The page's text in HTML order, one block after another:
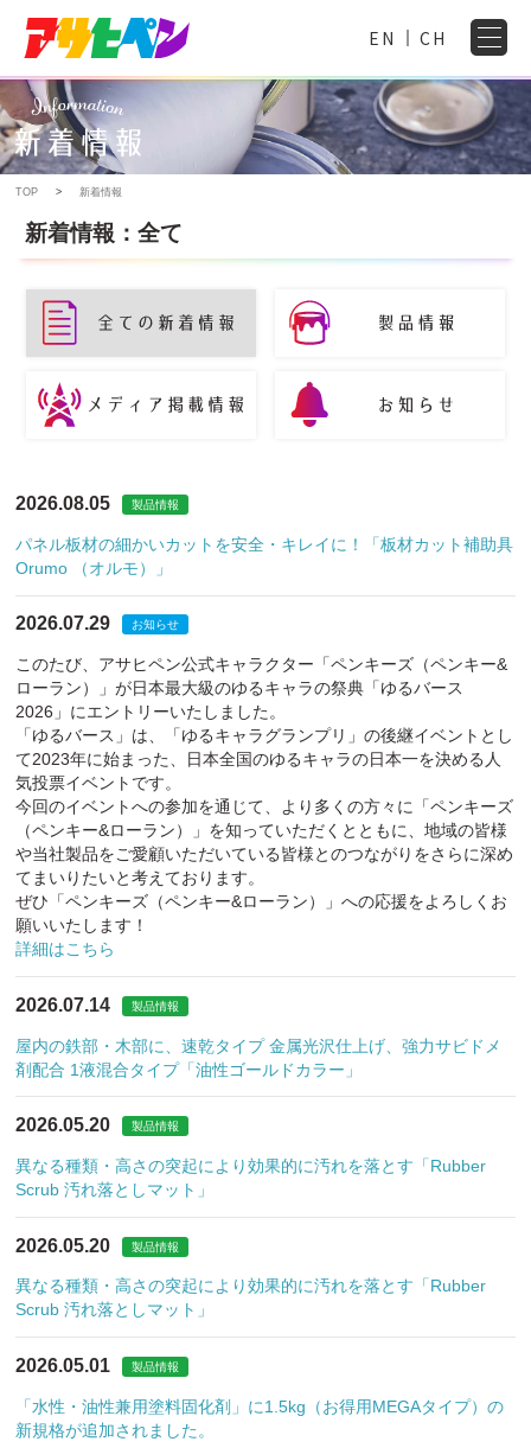
EN CH
TOP 新着情報
新着情報：全て
2026.08.05 製品情報
パネル板材の細かいカットを安全・キレイに！「板材カット補助具
Orumo （オルモ）」
2026.07.29 お知らせ
このたび、アサヒペン公式キャラクター「ペンキーズ（ペンキー&
ローラン）」が日本最大級のゆるキャラの祭典「ゆるバース
2026」にエントリーいたしました。
「ゆるバース」は、「ゆるキャラグランプリ」の後継イベントとし
て2023年に始まった、日本全国のゆるキャラの日本一を決める人
気投票イベントです。
今回のイベントへの参加を通じて、より多くの方々に「ペンキーズ
（ペンキー&ローラン）」を知っていただくとともに、地域の皆様
や当社製品をご愛顧いただいている皆様とのつながりをさらに深め
てまいりたいと考えております。
ぜひ「ペンキーズ（ペンキー&ローラン）」への応援をよろしくお
願いいたします！
詳細はこちら
2026.07.14 製品情報
屋内の鉄部・木部に、速乾タイプ 金属光沢仕上げ、強力サビドメ
剤配合 1液混合タイプ「油性ゴールドカラー」
2026.05.20 製品情報
異なる種類・高さの突起により効果的に汚れを落とす「Rubber
Scrub 汚れ落としマット」
2026.05.20 製品情報
異なる種類・高さの突起により効果的に汚れを落とす「Rubber
Scrub 汚れ落としマット」
2026.05.01 製品情報
「水性・油性兼用塗料固化剤」に1.5kg（お得用MEGAタイプ）の
新規格が追加されました。